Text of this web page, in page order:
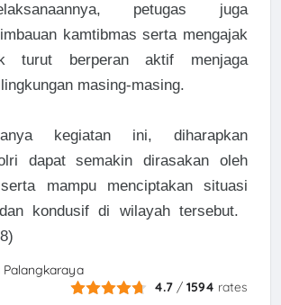
petugas juga
kamtibmas serta mengajak
turut berperan aktif menjaga
masing-masing.
kegiatan ini, diharapkan
dapat semakin dirasakan oleh
mampu menciptakan situasi
kondusif di wilayah tersebut.
Palangkaraya
4.7 /1594 rates